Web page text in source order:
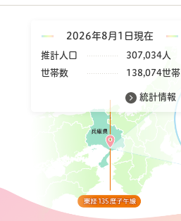
2026年8月1日現在
推計人口
307,034人
世帯数
138,074世帯
統計情報